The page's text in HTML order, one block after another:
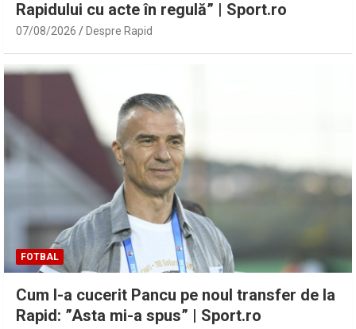
Rapidului cu acte în regulă” | Sport.ro
07/08/2026 Despre Rapid
FOTBAL
Cum l-a cucerit Pancu pe noul transfer de la
Rapid: ”Asta mi-a spus” | Sport.ro